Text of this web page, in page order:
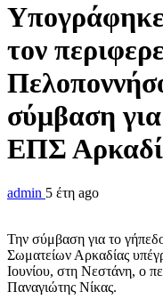
τον
σύμβαση
ΕΠΣ
admin 5 έτη ago
Την σύμβαση για το
Σωματείων Αρκαδίας
Ιουνίου, στη Νεστάνη, ο
Παναγιώτης Νίκας.